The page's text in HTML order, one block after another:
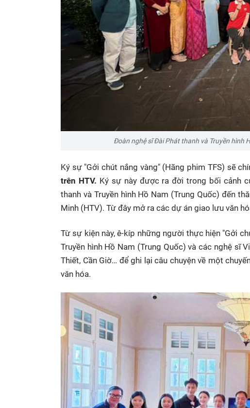
Đoàn nghệ sĩ Đài Phát thanh và Truyền hình
Ký sự "Gởi chút nắng vàng" (Hãng phim TFS) sẽ
trên HTV. Ký sự này được ra đời trong bối cảnh
thanh và Truyền hình Hồ Nam (Trung Quốc) đến
Minh (HTV). Từ đây mở ra các dự án giao lưu văn
Từ sự kiện này, ê-kíp những người thực hiện "Gởi
Truyền hình Hồ Nam (Trung Quốc) và các nghệ sĩ
Thiết, Cần Giờ… để ghi lại câu chuyện về một
văn hóa.